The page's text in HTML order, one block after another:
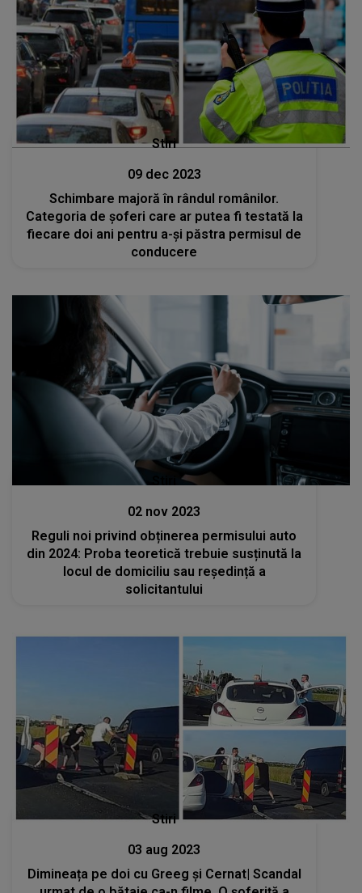
Stiri
09 dec 2023
Schimbare majoră în rândul românilor.
Categoria de șoferi care ar putea fi testată la
fiecare doi ani pentru a-şi păstra permisul de
conducere
02 nov 2023
Reguli noi privind obținerea permisului auto
din 2024: Proba teoretică trebuie susținută la
locul de domiciliu sau reședință a
solicitantului
Stiri
03 aug 2023
Dimineața pe doi cu Greeg și Cernat| Scandal